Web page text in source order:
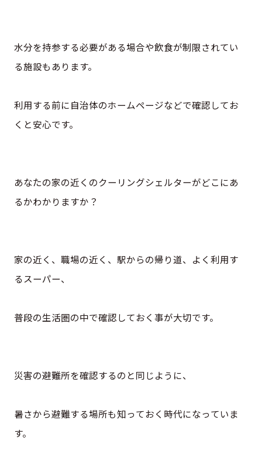
水分を持参する必要がある場合や飲食が制限されてい
る施設もあります。
利用する前に自治体のホームページなどで確認してお
くと安心です。
あなたの家の近くのクーリングシェルターがどこにあ
るかわかりますか？
家の近く、職場の近く、駅からの帰り道、よく利用す
るスーパー、
普段の生活圏の中で確認しておく事が大切です。
災害の避難所を確認するのと同じように、
暑さから避難する場所も知っておく時代になっていま
す。